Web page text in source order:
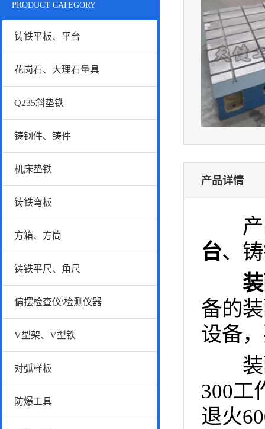
PRODUCT CATEGORY
铸铁平板、平台
花岗石、大理石量具
Q235斜垫铁
铸钢件、铸件
机床垫铁
铸铁弯板
方箱、方筒
铸铁平尺、角尺
偏摆检查仪\检测仪器
V型架、V型铁
对弧样板
防爆工具
产品详情
产
台、
备的
设备
装配
300工
退火